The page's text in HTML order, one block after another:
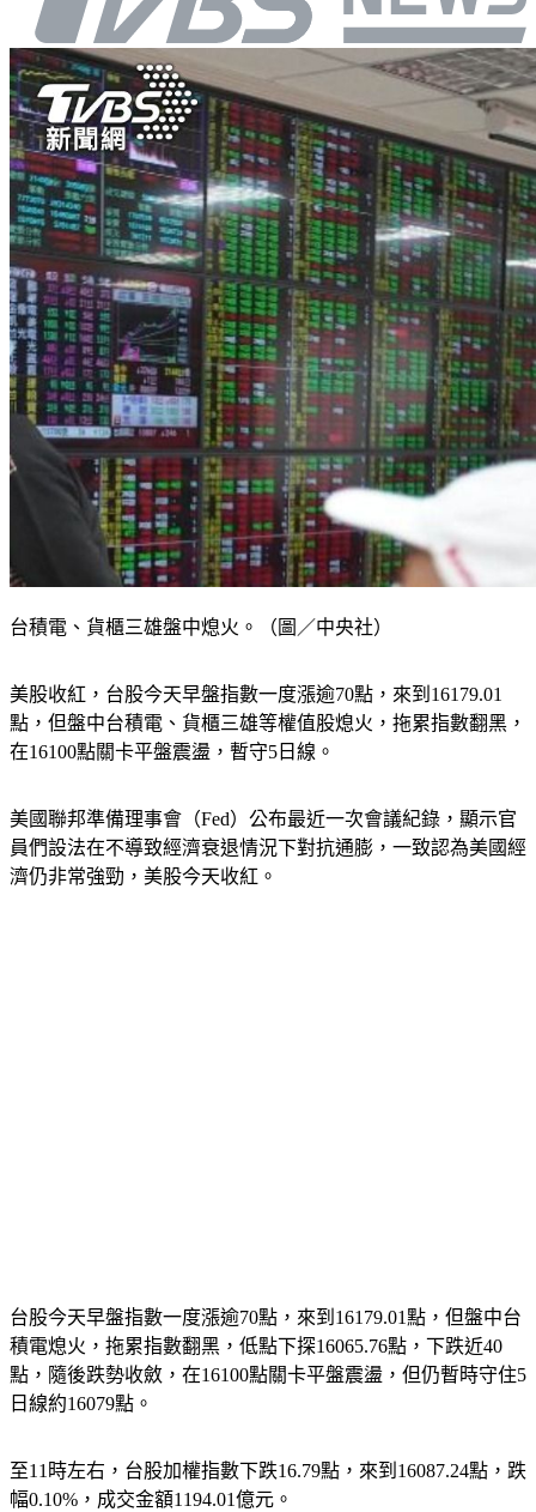
美股收紅，台股今天早盤指數一度漲逾70點，來到16179.01
點，但盤中台積電、貨櫃三雄等權值股熄火，拖累指數翻黑，
美國聯邦準備理事會（Fed）公布最近一次會議紀錄，顯示官
員們設法在不導致經濟衰退情況下對抗通膨，一致認為美國經
台股今天早盤指數一度漲逾70點，來到16179.01點，但盤中台
積電熄火，拖累指數翻黑，低點下探16065.76點，下跌近40
點，隨後跌勢收斂，在16100點關卡平盤震盪，但仍暫時守住5
至11時左右，台股加權指數下跌16.79點，來到16087.24點，跌